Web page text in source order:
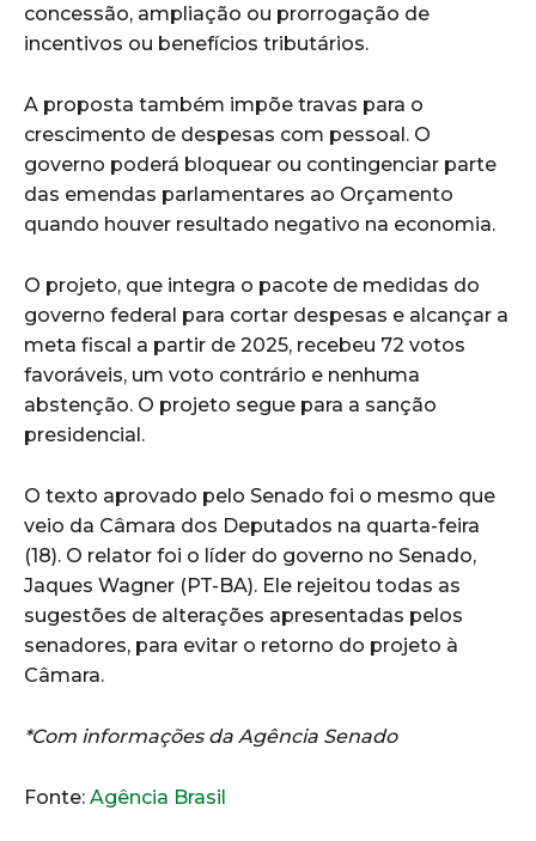
concessão, ampliação ou prorrogação de
incentivos ou benefícios tributários.
A proposta também impõe travas para o
crescimento de despesas com pessoal. O
governo poderá bloquear ou contingenciar parte
das emendas parlamentares ao Orçamento
quando houver resultado negativo na economia.
O projeto, que integra o pacote de medidas do
governo federal para cortar despesas e alcançar a
meta fiscal a partir de 2025, recebeu 72 votos
favoráveis, um voto contrário e nenhuma
abstenção. O projeto segue para a sanção
presidencial.
O texto aprovado pelo Senado foi o mesmo que
veio da Câmara dos Deputados na quarta-feira
(18). O relator foi o líder do governo no Senado,
Jaques Wagner (PT-BA). Ele rejeitou todas as
sugestões de alterações apresentadas pelos
senadores, para evitar o retorno do projeto à
Câmara.
*Com informações da Agência Senado
Fonte: Agência Brasil